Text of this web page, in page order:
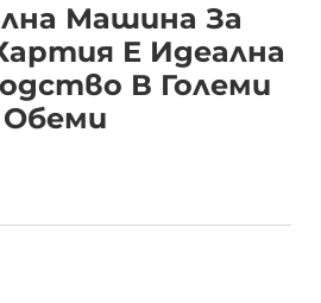
Машина За
Е Идеална
В Големи
Обеми